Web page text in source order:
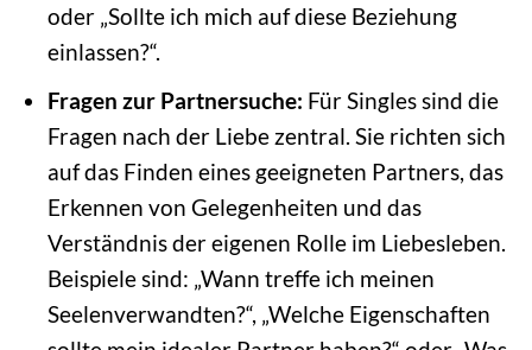
oder „Sollte ich mich auf diese Beziehung
einlassen?“.
Fragen zur Partnersuche: Für Singles sind die
Fragen nach der Liebe zentral. Sie richten sich
auf das Finden eines geeigneten Partners, das
Erkennen von Gelegenheiten und das
Verständnis der eigenen Rolle im Liebesleben.
Beispiele sind: „Wann treffe ich meinen
Seelenverwandten?“, „Welche Eigenschaften